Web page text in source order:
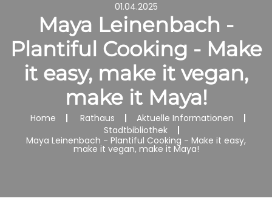
01.04.2025
Maya Leinenbach -
Plantiful Cooking - Make
it easy, make it vegan,
make it Maya!
Home Rathaus
Aktuelle Informationen
Stadtbibliothek
Maya Leinenbach - Plantiful Cooking - Make it easy,
make it vegan, make it Maya!